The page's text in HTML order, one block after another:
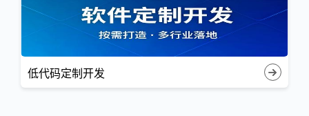
低代码定制开发